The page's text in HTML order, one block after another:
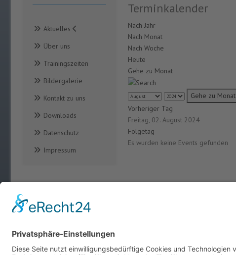
Aktuelles
Über uns
Trainingszeiten
Bildergalerie
Kontakt zu uns
Downloads
Datenschutz
Impressum
Terminkalender
Nach Jahr
Nach Monat
Nach Woche
Heute
Gehe zu Monat
Gehe zu Monat
Vorheriger Tag
Freitag, 02. August 2024
Folgetag
Es wurden keine Events gefunden